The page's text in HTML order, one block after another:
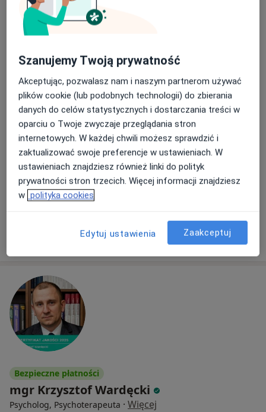
Bezpieczne płatności
mgr Jolanta Ziobrowska
Psycholog, Psychotraumatolog ·Więcej
19 opinii
Adres Online
Tadeusza Kutrzeby 4a, Łódź • Mapa
Jolanta Ziobrowska
Konsultacja psychologiczna
Poproś o wizytę
Bezpieczne płatności
mgr Krzysztof Wardęcki
Psycholog, Psychoterapeuta · Więcej
Szanujemy Twoją prywatność
Akceptując, pozwalasz nam i naszym partnerom używać
plików cookie (lub podobnych technologii) do zbierania
danych do celów statystycznych i dostarczania treści w
oparciu o Twoje zwyczaje przeglądania stron
internetowych. W każdej chwili możesz sprawdzić i
zaktualizować swoje preferencje w ustawieniach. W
ustawieniach znajdziesz również linki do polityk
prywatności stron trzecich. Więcej informacji znajdziesz
w polityka cookies
Edytuj ustawienia Zaakceptuj